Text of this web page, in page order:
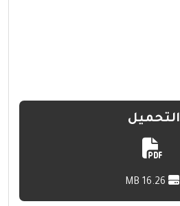
التحميل